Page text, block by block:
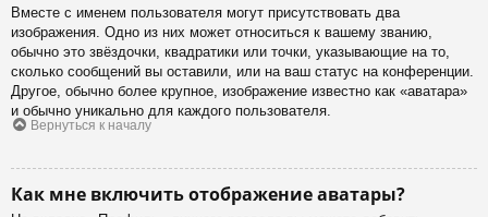
Вместе с именем пользователя могут присутствовать два
изображения. Одно из них может относиться к вашему званию,
обычно это звёздочки, квадратики или точки, указывающие на то,
сколько сообщений вы оставили, или на ваш статус на конференции.
Другое, обычно более крупное, изображение известно как «аватара»
и обычно уникально для каждого пользователя.
Вернуться к началу
Как мне включить отображение аватары?